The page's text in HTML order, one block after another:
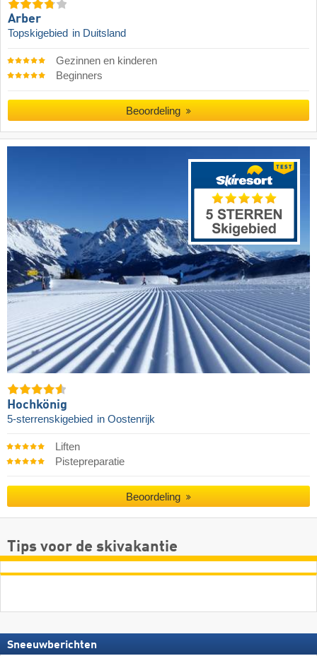
Arber
Topskigebied in Duitsland
Gezinnen en kinderen
Beginners
Beoordeling
Hochkönig
5-sterrenskigebied in Oostenrijk
Liften
Pistepreparatie
Beoordeling
Tips voor de skivakantie
Sneeuwberichten